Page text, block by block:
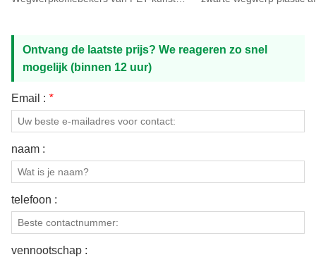
Ontvang de laatste prijs? We reageren zo snel
mogelijk (binnen 12 uur)
Email : *
naam :
telefoon :
vennootschap :